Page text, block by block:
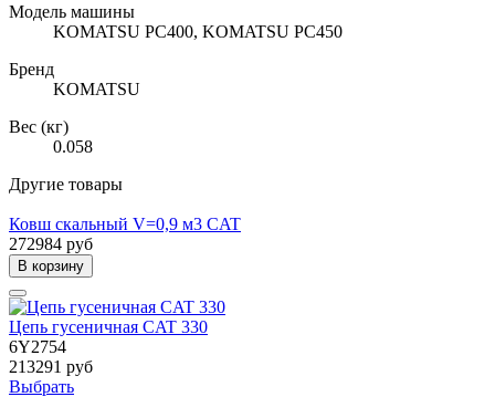
Модель машины
KOMATSU PC400, KOMATSU PC450
Бренд
KOMATSU
Вес (кг)
0.058
Другие товары
Ковш скальный V=0,9 м3 CAT
272984 руб
В корзину
Цепь гусеничная CAT 330
6Y2754
213291 руб
Выбрать